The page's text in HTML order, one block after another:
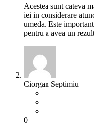
Acestea sunt cateva
iei in considerare
umeda. Este
pentru a avea un
Ciorgan Septimiu
0